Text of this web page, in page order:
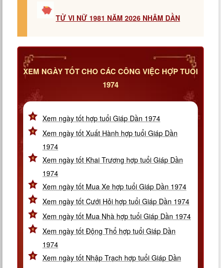
TỬ VI NỮ 1981 NĂM 2026 NHÂM DẦN
XEM NGÀY TỐT CHO CÁC CÔNG VIỆC HỢP TUỔI
1974
Xem ngày tốt hợp tuổi Giáp Dần 1974
Xem ngày tốt Xuất Hành hợp tuổi Giáp Dần
1974
Xem ngày tốt Khai Trương hợp tuổi Giáp Dần
1974
Xem ngày tốt Mua Xe hợp tuổi Giáp Dần 1974
Xem ngày tốt Cưới Hỏi hợp tuổi Giáp Dần 1974
Xem ngày tốt Mua Nhà hợp tuổi Giáp Dần 1974
Xem ngày tốt Động Thổ hợp tuổi Giáp Dần
1974
Xem ngày tốt Nhập Trạch hợp tuổi Giáp Dần